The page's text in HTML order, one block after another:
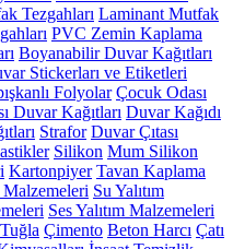
Tezgahları Laminant Mutfak
PVC Zemin Kaplama
Boyanabilir Duvar Kağıtları
Stickerları ve Etiketleri
Folyolar Çocuk Odası
Duvar Kağıtları Duvar Kağıdı
Strafor Duvar Çıtası
Silikon Mum Silikon
Kartonpiyer Tavan Kaplama
Su Yalıtım
Ses Yalıtım Malzemeleri
Çimento Beton Harcı Çatı